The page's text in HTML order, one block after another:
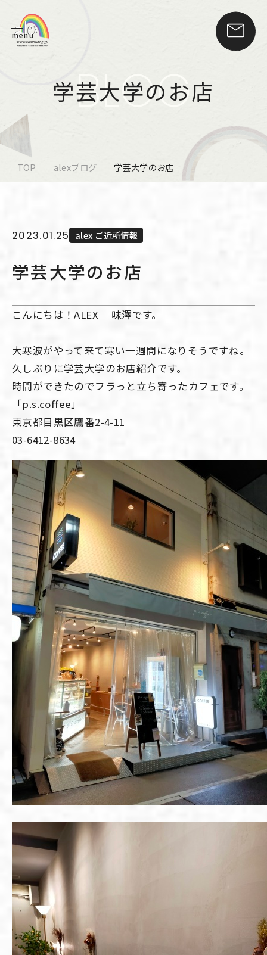
menu
BLOG
学芸大学のお店
TOP alexブログ 学芸大学のお店
2023.01.25 alex ご近所情報
学芸大学のお店
こんにちは！ALEX 味澤です。
大寒波がやって来て寒い一週間になりそうですね。
久しぶりに学芸大学のお店紹介です。
時間ができたのでフラっと立ち寄ったカフェです。
「p.s.coffee」
東京都目黒区鷹番2-4-11
03-6412-8634